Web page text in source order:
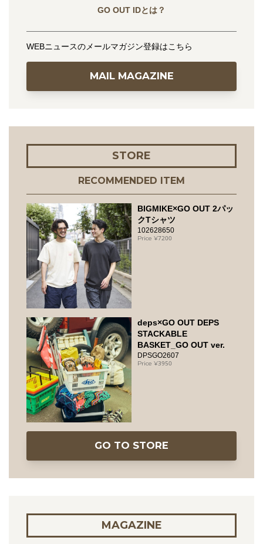
GO OUT IDとは？
WEBニュースのメールマガジン登録はこちら
MAIL MAGAZINE
STORE
RECOMMENDED ITEM
BIGMIKE×GO OUT 2パッ
クTシャツ
102628650
7200
deps×GO OUT DEPS
STACKABLE
BASKET_GO OUT ver.
DPSGO2607
3950
GO TO STORE
MAGAZINE